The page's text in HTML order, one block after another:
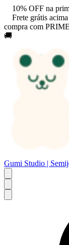
10% OFF na
Frete grátis
compra com
🚚
Gumi Studio |